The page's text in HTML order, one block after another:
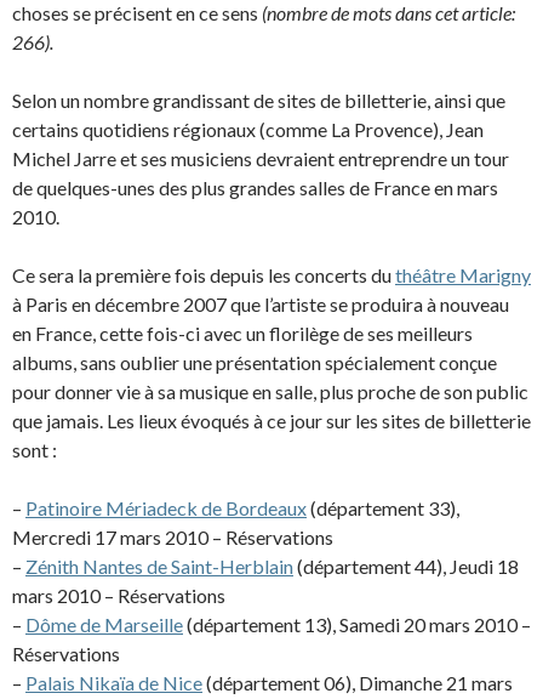
choses se précisent en ce sens (nombre de mots dans cet article:
266).
Selon un nombre grandissant de sites de billetterie, ainsi que
certains quotidiens régionaux (comme La Provence), Jean
Michel Jarre et ses musiciens devraient entreprendre un tour
de quelques-unes des plus grandes salles de France en mars
2010.
Ce sera la première fois depuis les concerts duthéâtre Marigny
à Paris en décembre 2007 que l’artiste se produira à nouveau
en France, cette fois-ci avec un florilège de ses meilleurs
albums, sans oublier une présentation spécialement conçue
pour donner vie à sa musique en salle, plus proche de son public
que jamais. Les lieux évoqués à ce jour sur les sites de billetterie
sont :
– Patinoire Mériadeck de Bordeaux(département 33),
Mercredi 17 mars 2010 – Réservations
– Zénith Nantes de Saint-Herblain(département 44), Jeudi 18
mars 2010 – Réservations
– Dôme de Marseille(département 13), Samedi 20 mars 2010 –
Réservations
– Palais Nikaïa de Nice(département 06), Dimanche 21 mars